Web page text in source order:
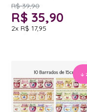
R$ 39,90
R$ 35,90
2x R$ 17,95